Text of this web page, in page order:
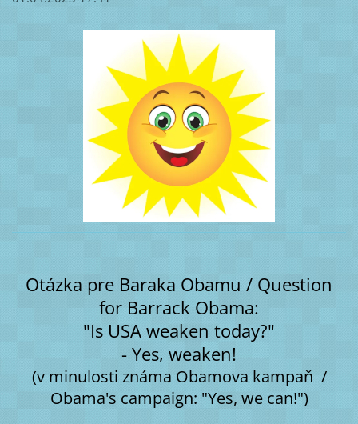
Otázka pre Baraka Obamu / Question
for Barrack Obama:
"Is USA weaken today?"
- Yes, weaken!
(v minulosti známa Obamova kampaň /
Obama's campaign: "Yes, we can!")